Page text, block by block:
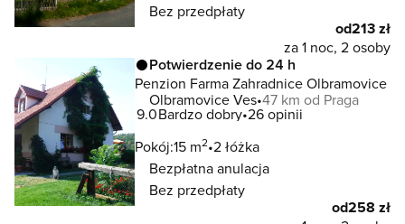
Bez przedpłaty
od213 zł
za 1 noc, 2 osoby
Potwierdzenie do 24 h
Penzion Farma Zahradnice Olbramovice
Olbramovice Ves 47 km od Praga
9.0Bardzo dobry 26 opinii
Pokój:15 m2 2 łóżka
Bezpłatna anulacja
Bez przedpłaty
od258 zł